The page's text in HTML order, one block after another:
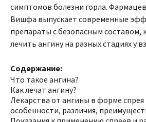
симптомов болезни горла.
Вишфа выпускает современные
препараты с безопасным
лечить ангину на разных стадиях у
Содержание:
Что такое ангина?
Как лечат ангину?
Лекарства от ангины в форме спрея
особенности, различия,